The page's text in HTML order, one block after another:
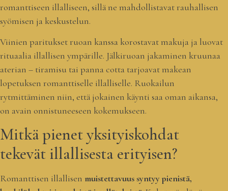
romanttiseen illalliseen, sillä ne mahdollistavat rauhallisen
syömisen ja keskustelun.
Viinien paritukset ruoan kanssa korostavat makuja ja luovat
rituaalia illallisen ympärille. Jälkiruoan jakaminen kruunaa
aterian – tiramisu tai panna cotta tarjoavat makean
lopetuksen romanttiselle illalliselle. Ruokailun
rytmittäminen niin, että jokainen käynti saa oman aikansa,
on avain onnistuneeseen kokemukseen.
Mitkä pienet yksityiskohdat
tekevät illallisesta erityisen?
Romanttisen illallisen muistettavuus syntyy pienistä,